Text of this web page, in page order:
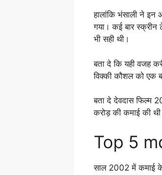
हालांकि भंसाली ने इन
गया। कई बार स्क्रीन
भी सही थी।
बता दे कि यही वजह
विक्की कौशल को एक
बता दे देवदास फिल्म
करोड़ की कमाई की
Top 5
साल 2002 में कमाई के